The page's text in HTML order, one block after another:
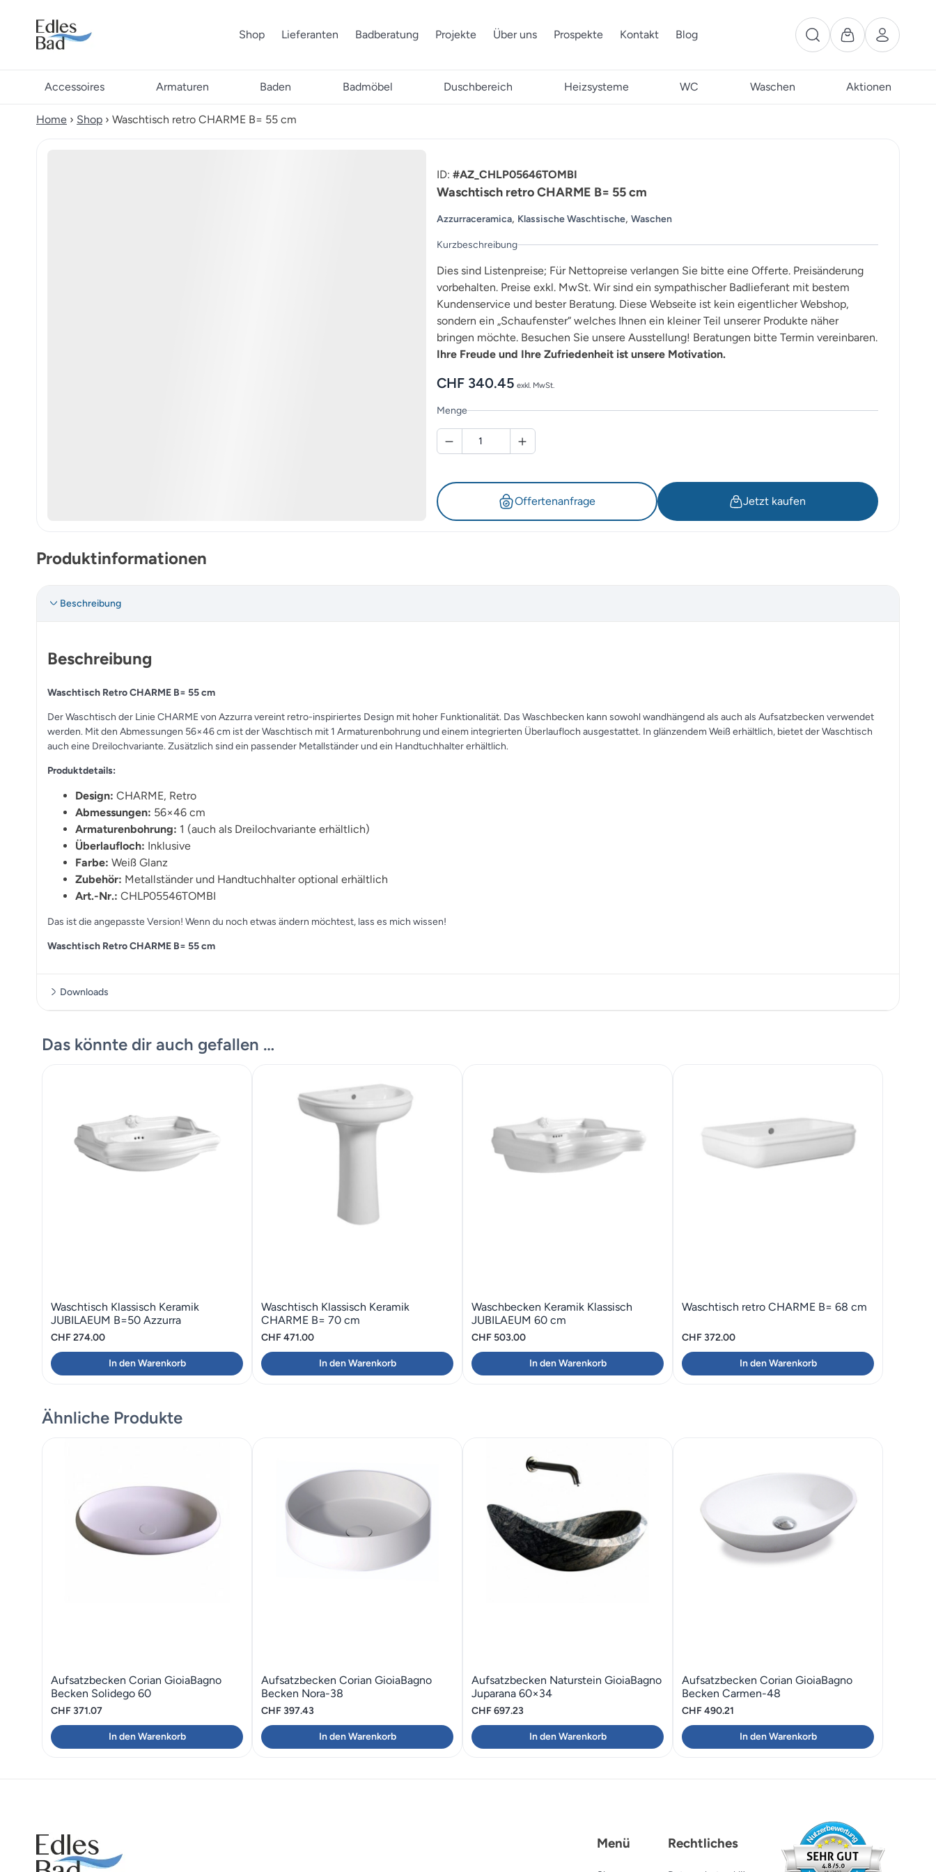
Shop Lieferanten Badberatung Projekte Über uns Prospekte Kontakt Blog
Accessoires Armaturen Baden Badmöbel Duschbereich Heizsysteme WC Waschen Aktionen
Home › Shop › Waschtisch retro CHARME B= 55 cm
ID: #AZ_CHLP05646TOMBI
Waschtisch retro CHARME B= 55 cm
Azzurraceramica, Klassische Waschtische, Waschen
Kurzbeschreibung
Dies sind Listenpreise; Für Nettopreise verlangen Sie bitte eine Offerte. Preisänderung
vorbehalten. Preise exkl. MwSt. Wir sind ein sympathischer Badlieferant mit bestem
Kundenservice und bester Beratung. Diese Webseite ist kein eigentlicher Webshop,
sondern ein „Schaufenster“ welches Ihnen ein kleiner Teil unserer Produkte näher
bringen möchte. Besuchen Sie unsere Ausstellung! Beratungen bitte Termin vereinbaren.
Ihre Freude und Ihre Zufriedenheit ist unsere Motivation.
CHF340.45 exkl. MwSt.
Menge
Offertenanfrage Jetzt kaufen
Produktinformationen
Beschreibung
Beschreibung
Waschtisch Retro CHARME B= 55 cm
Der Waschtisch der Linie CHARME von Azzurra vereint retro-inspiriertes Design mit hoher Funktionalität. Das Waschbecken kann sowohl wandhängend als auch als Aufsatzbecken verwendet
werden. Mit den Abmessungen 56×46 cm ist der Waschtisch mit 1 Armaturenbohrung und einem integrierten Überlaufloch ausgestattet. In glänzendem Weiß erhältlich, bietet der Waschtisch
auch eine Dreilochvariante. Zusätzlich sind ein passender Metallständer und ein Handtuchhalter erhältlich.
Produktdetails:
Design: CHARME, Retro
Abmessungen: 56×46 cm
Armaturenbohrung: 1 (auch als Dreilochvariante erhältlich)
Überlaufloch: Inklusive
Farbe: Weiß Glanz
Zubehör: Metallständer und Handtuchhalter optional erhältlich
Art.-Nr.: CHLP05546TOMBI
Das ist die angepasste Version! Wenn du noch etwas ändern möchtest, lass es mich wissen!
Waschtisch Retro CHARME B= 55 cm
Downloads
Das könnte dir auch gefallen …
Waschtisch Klassisch Keramik
JUBILAEUM B=50 Azzurra
CHF274.00
In den Warenkorb
Waschtisch Klassisch Keramik
CHARME B= 70 cm
CHF471.00
In den Warenkorb
Waschbecken Keramik Klassisch
JUBILAEUM 60 cm
CHF 503.00
In den Warenkorb
Waschtisch retro CHARME B= 68 cm
CHF372.00
In den Warenkorb
Ähnliche Produkte
Aufsatzbecken Corian GioiaBagno
Becken Solidego 60
CHF371.07
In den Warenkorb
Aufsatzbecken Corian GioiaBagno
Becken Nora-38
CHF397.43
In den Warenkorb
Aufsatzbecken Naturstein GioiaBagno
Juparana 60×34
CHF697.23
In den Warenkorb
Aufsatzbecken Corian GioiaBagno
Becken Carmen-48
CHF490.21
In den Warenkorb
Menü Rechtliches